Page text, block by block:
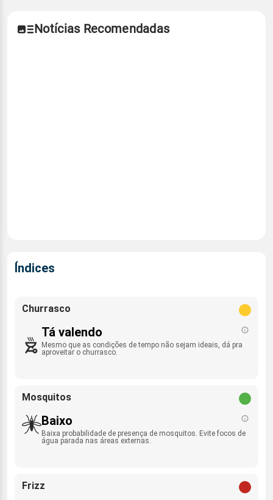
Notícias Recomendadas
Índices
Churrasco
Tá valendo
Mesmo que as condições de tempo não sejam ideais, dá pra
aproveitar o churrasco.
Mosquitos
Baixo
Baixa probabilidade de presença de mosquitos. Evite focos de
água parada nas áreas externas.
Frizz